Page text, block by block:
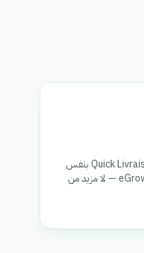
قم بمطابقة سجلات Quick Livraison بنفس
ملف تعريف العميل في eGrow — لا مزيد من